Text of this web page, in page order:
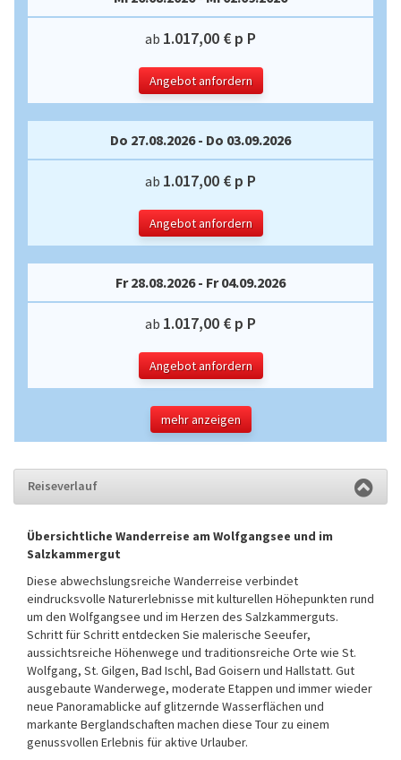
ab 1.017,00 € p P
Angebot anfordern
Do 27.08.2026 - Do 03.09.2026
ab 1.017,00 € p P
Angebot anfordern
Fr 28.08.2026 - Fr 04.09.2026
ab 1.017,00 € p P
Angebot anfordern
mehr anzeigen
Reiseverlauf
Übersichtliche Wanderreise am Wolfgangsee und im
Salzkammergut
Diese abwechslungsreiche Wanderreise verbindet
eindrucksvolle Naturerlebnisse mit kulturellen Höhepunkten rund
um den Wolfgangsee und im Herzen des Salzkammerguts.
Schritt für Schritt entdecken Sie malerische Seeufer,
aussichtsreiche Höhenwege und traditionsreiche Orte wie St.
Wolfgang, St. Gilgen, Bad Ischl, Bad Goisern und Hallstatt. Gut
ausgebaute Wanderwege, moderate Etappen und immer wieder
neue Panoramablicke auf glitzernde Wasserflächen und
markante Berglandschaften machen diese Tour zu einem
genussvollen Erlebnis für aktive Urlauber.